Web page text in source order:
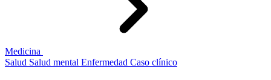
Medicina
Salud Salud mental Enfermedad Caso clínico